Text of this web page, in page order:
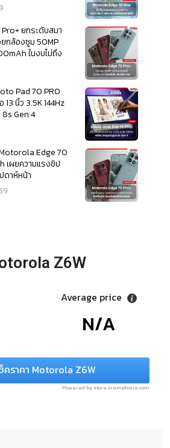
ยกระดับสมา
กล้องซูม 50MP
ในงบไม่ถึง
Pad 70 PRO
นิ้ว 3.5K 144Hz
Gen 4
Edge 70
เผยความแรงชิป
ดาห์หน้า
Z6W
Average price
N/A
คราคา Motorola Z6W
Powered by store.siamphone.com